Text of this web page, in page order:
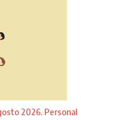
2026. Personal